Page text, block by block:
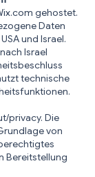
gehostet.
Daten
und Israel.
Israel
technische
privacy. Die
von
Bereitstellung